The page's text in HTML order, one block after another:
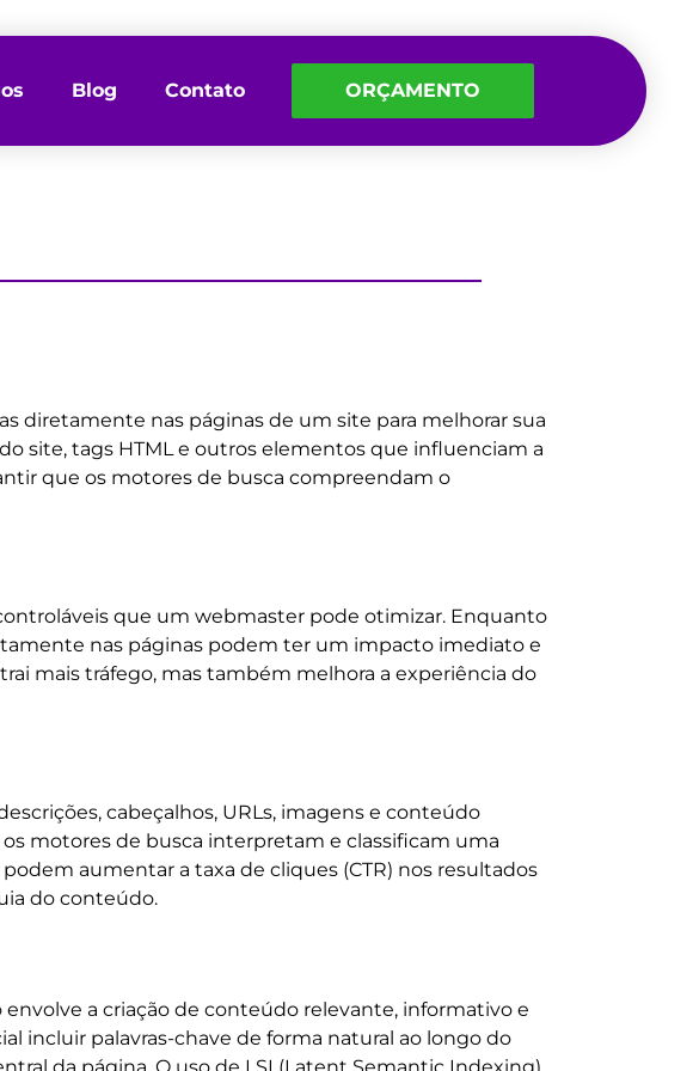
Blog Contato ORÇAMENTO
diretamente nas páginas de um site para melhorar sua
site, tags HTML e outros elementos que influenciam a
que os motores de busca compreendam o
que um webmaster pode otimizar. Enquanto
nas páginas podem ter um impacto imediato e
mais tráfego, mas também melhora a experiência do
cabeçalhos, URLs, imagens e conteúdo
motores de busca interpretam e classificam uma
aumentar a taxa de cliques (CTR) nos resultados
do conteúdo.
a criação de conteúdo relevante, informativo e
incluir palavras-chave de forma natural ao longo do